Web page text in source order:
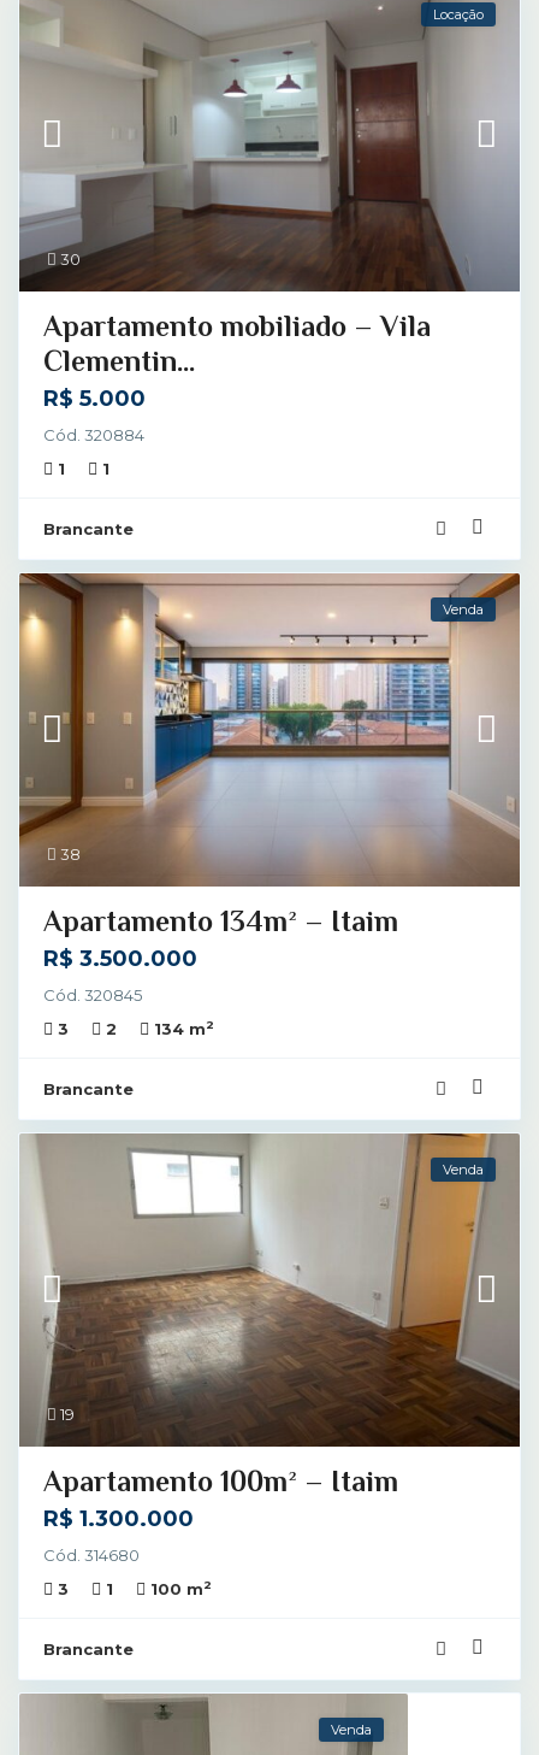
30
Locação
Apartamento mobiliado – Vila
Clementin...
R$ 5.000
Cód. 320884
1
1
Brancante
38
Venda
Apartamento 134m² – Itaim
R$ 3.500.000
Cód. 320845
3
2 134 m2
Brancante
19
Venda
Apartamento 100m² – Itaim
R$ 1.300.000
Cód. 314680
3
1 100 m2
Brancante
Venda